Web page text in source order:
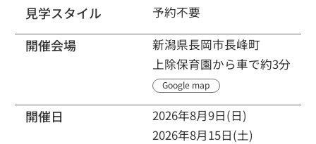
見学スタイル 予約不要
開催会場
新潟県長岡市長峰町
上除保育園から車で約3分
Google map
開催日
2026年8月9日(日)
2026年8月15日(土)